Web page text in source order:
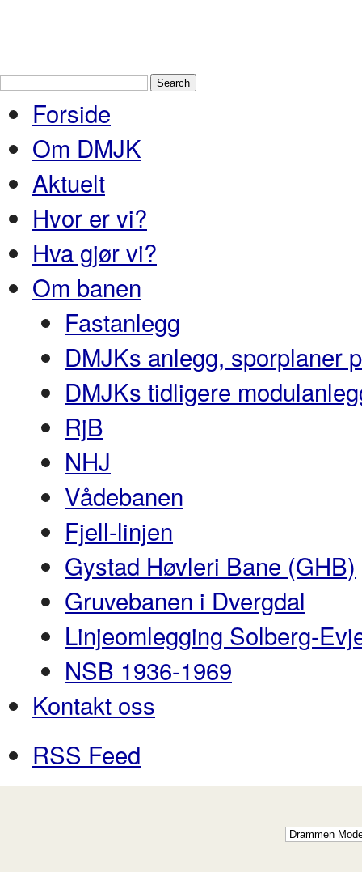
Forside
Om DMJK
Aktuelt
Hvor er vi?
Hva gjør vi?
Om banen
Fastanlegg
DMJKs anlegg, sporplaner
DMJKs tidligere
RjB
NHJ
Vådebanen
Fjell-linjen
Gystad Høvleri Bane (GHB)
Gruvebanen i Dvergdal
Linjeomlegging Solberg-
NSB 1936-1969
Kontakt oss
RSS Feed